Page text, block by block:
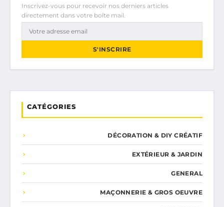
Inscrivez-vous pour recevoir nos derniers articles
directement dans votre boîte mail.
S'INSCRIRE
CATÉGORIES
DÉCORATION & DIY CRÉATIF
EXTÉRIEUR & JARDIN
GENERAL
MAÇONNERIE & GROS OEUVRE